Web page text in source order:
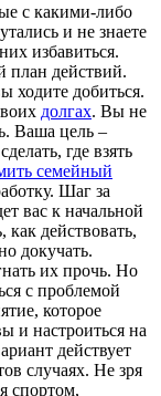
с какими-либо
и не знаете
избавиться.
план действий.
ходите добиться.
долгах. Вы не
Ваша цель –
где взять
семейный
Шаг за
вас к начальной
как действовать,
докучать.
их прочь. Но
с проблемой
которое
и настроиться на
действует
случаях. Не зря
спортом,